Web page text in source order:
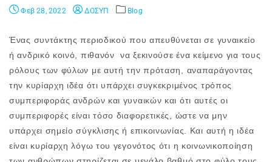
Φεβ 28, 2022 ΔΟΣΥΠ Blog
Ένας συντάκτης περιοδικού που απευθύνεται σε γυναικείο
ή ανδρικό κοινό, πιθανόν να ξεκινούσε ένα κείμενο για τους
ρόλους των φύλων με αυτή την πρόταση, αναπαράγοντας
την κυρίαρχη ιδέα ότι υπάρχει συγκεκριμένος τρόπος
συμπεριφοράς ανδρών και γυναικών και ότι αυτές οι
συμπεριφορές είναι τόσο διαφορετικές, ώστε να μην
υπάρχει σημείο σύγκλισης ή επικοινωνίας. Και αυτή η ιδέα
είναι κυρίαρχη λόγω του γεγονότος ότι η κοινωνικοποίηση